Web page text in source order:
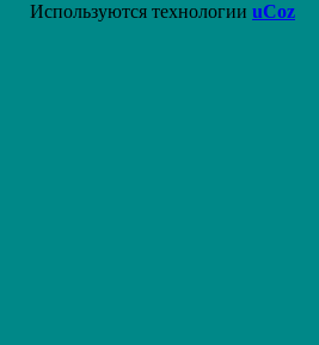
Используются технологии uCoz